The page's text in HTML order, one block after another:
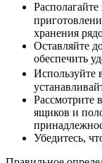
хранения
Оставляйте
обеспечить
Используйте
Рассмотрите
ящиков и
Убедитесь,